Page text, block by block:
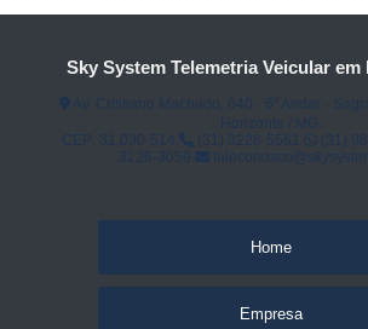
Sky System Telemetria Veicular em
Home
Empresa